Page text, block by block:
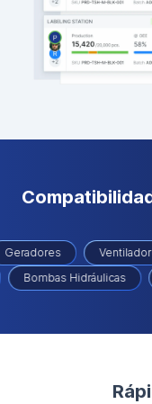
Geradores
Bombas Hidráulicas